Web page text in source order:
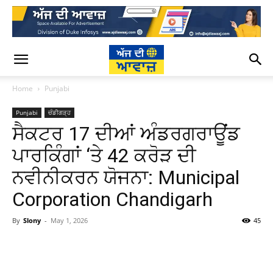
Home Punjabi
Punjabi ਚੰਡੀਗੜ੍ਹ
ਸੈਕਟਰ 17 ਦੀਆਂ ਅੰਡਰਗਰਾਊਂਡ
ਪਾਰਕਿੰਗਾਂ ‘ਤੇ 42 ਕਰੋੜ ਦੀ
ਨਵੀਨੀਕਰਨ ਯੋਜਨਾ: Municipal
Corporation Chandigarh
By Slony - May 1, 2026 45